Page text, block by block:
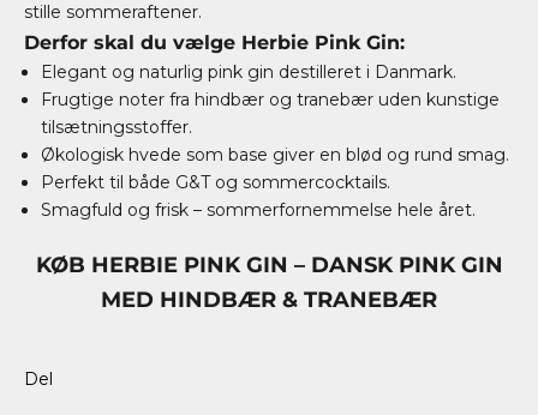
stille sommeraftener.
Derfor skal du vælge Herbie Pink Gin:
Elegant og naturlig pink gin destilleret i Danmark.
Frugtige noter fra hindbær og tranebær uden kunstige
tilsætningsstoffer.
Økologisk hvede som base giver en blød og rund smag.
Perfekt til både G&T og sommercocktails.
Smagfuld og frisk – sommerfornemmelse hele året.
KØB HERBIE PINK GIN – DANSK PINK GIN
MED HINDBÆR & TRANEBÆR
Del